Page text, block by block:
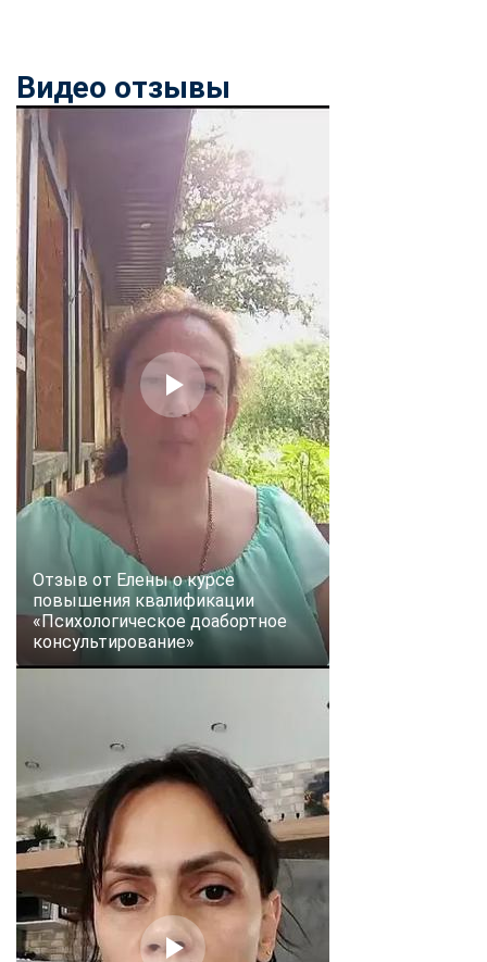
Видео отзывы
Отзыв от Елены о курсе
повышения квалификации
«Психологическое доабортное
консультирование»